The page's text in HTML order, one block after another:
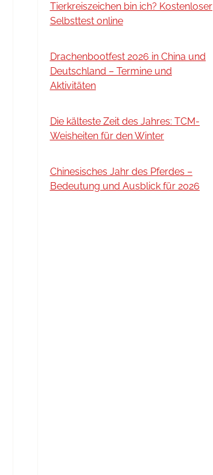
Tierkreiszeichen bin ich? Kostenloser
Selbsttest online
Drachenbootfest 2026 in China und
Deutschland – Termine und
Aktivitäten
Die kälteste Zeit des Jahres: TCM-
Weisheiten für den Winter
Chinesisches Jahr des Pferdes –
Bedeutung und Ausblick für 2026